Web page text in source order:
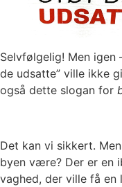
Selvfølgelig! Men igen
de udsatte” ville ikke
også dette slogan for
Det kan vi sikkert.
byen være? Der er en
vaghed, der ville få